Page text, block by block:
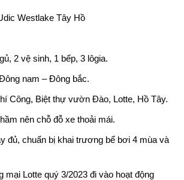
Westlake Tây Hồ
2 vệ sinh, 1 bếp, 3 lôgia.
nam – Đông bắc.
Công, Biệt thự vườn Đào, Lotte, Hồ Tây.
nên chỗ đỗ xe thoải mái.
đủ, chuẩn bị khai trương bể bơi 4 mùa và
mại Lotte quý 3/2023 đi vào hoạt động